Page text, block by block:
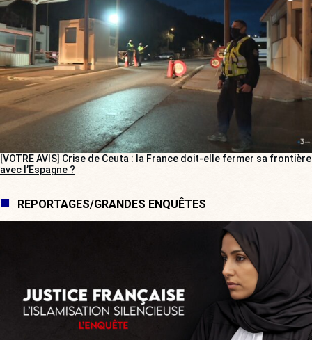
[VOTRE AVIS] Crise de Ceuta : la France doit-elle fermer sa frontière
avec l’Espagne ?
REPORTAGES/GRANDES ENQUÊTES